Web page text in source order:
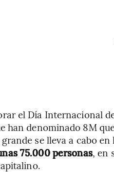
el Día Internacional
han denominado 8M
se lleva a cabo
75.000 personas, en